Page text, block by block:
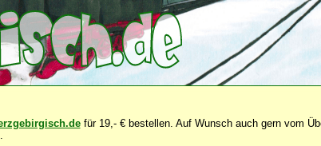
für 19,- € bestellen. Auf Wunsch auch gern vom
.